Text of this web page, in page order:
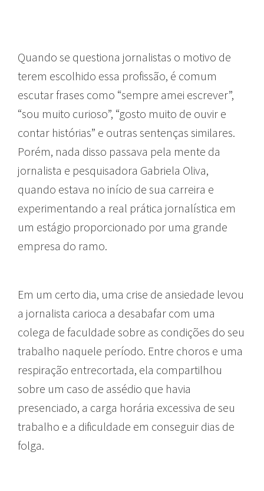
Quando se questiona jornalistas o motivo de
terem escolhido essa profissão, é comum
escutar frases como “sempre amei escrever”,
“sou muito curioso”, “gosto muito de ouvir e
contar histórias” e outras sentenças similares.
Porém, nada disso passava pela mente da
jornalista e pesquisadora Gabriela Oliva,
quando estava no início de sua carreira e
experimentando a real prática jornalística em
um estágio proporcionado por uma grande
empresa do ramo.
Em um certo dia, uma crise de ansiedade levou
a jornalista carioca a desabafar com uma
colega de faculdade sobre as condições do seu
trabalho naquele período. Entre choros e uma
respiração entrecortada, ela compartilhou
sobre um caso de assédio que havia
presenciado, a carga horária excessiva de seu
trabalho e a dificuldade em conseguir dias de
folga.